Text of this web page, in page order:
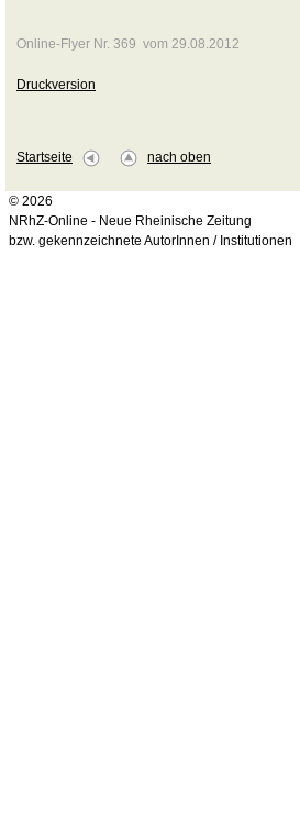
Online-Flyer Nr. 369 vom 29.08.2012
Druckversion
Startseite nach oben
© 2026
NRhZ-Online - Neue Rheinische Zeitung
bzw. gekennzeichnete AutorInnen / Institutionen